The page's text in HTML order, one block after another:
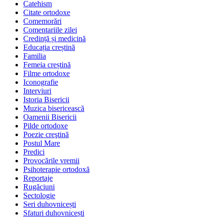
Catehism
Citate ortodoxe
Comemorări
Comentariile zilei
Credință și medicină
Educația creștină
Familia
Femeia creștină
Filme ortodoxe
Iconografie
Interviuri
Istoria Bisericii
Muzica bisericească
Oamenii Bisericii
Pilde ortodoxe
Poezie creştină
Postul Mare
Predici
Provocările vremii
Psihoterapie ortodoxă
Reportaje
Rugăciuni
Sectologie
Seri duhovnicești
Sfaturi duhovnicești